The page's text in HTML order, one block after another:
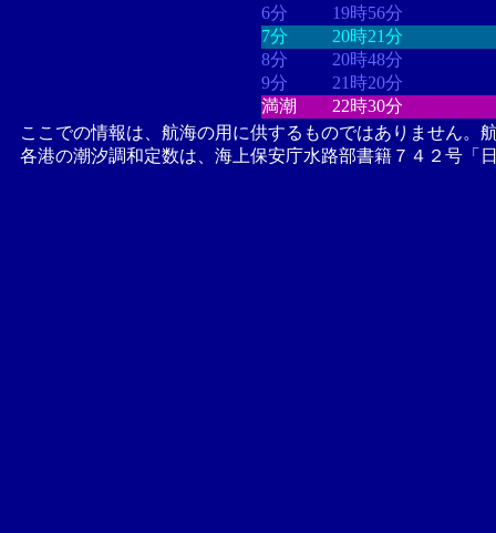
6分
19時56分
7分
20時21分
8分
20時48分
9分
21時20分
満潮
22時30分
ここでの情報は、航海の用に供するものではありません。
各港の潮汐調和定数は、海上保安庁水路部書籍７４２号「